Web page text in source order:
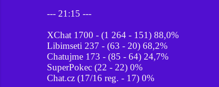
--- 21:15 ---
XChat 1700 - (1 264 - 151) 88,0%
Libimseti 237 - (63 - 20) 68,2%
Chatujme 173 - (85 - 64) 24,7%
SuperPokec (22 - 22) 0%
Chat.cz (17/16 reg. - 17) 0%